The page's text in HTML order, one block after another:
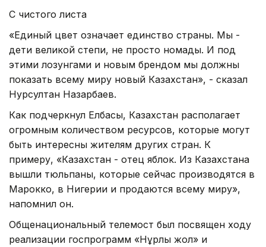
С чистого листа
«Единый цвет означает единство страны. Мы -
дети великой степи, не просто номады. И под
этими лозунгами и новым брендом мы должны
показать всему миру новый Казахстан», - сказал
Нурсултан Назарбаев.
Как подчеркнул Елбасы, Казахстан располагает
огромным количеством ресурсов, которые могут
быть интересны жителям других стран. К
примеру, «Казахстан - отец яблок. Из Казахстана
вышли тюльпаны, которые сейчас производятся в
Марокко, в Нигерии и продаются всему миру»,
напомнил он.
Общенациональный телемост был посвящен ходу
реализации госпрограмм «Нұрлы жол» и